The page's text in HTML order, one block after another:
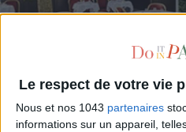
Le respect de votre vie
Nous et nos 1043 partenaires
informations sur un appareil,
3 STUNNING RESTAURANT